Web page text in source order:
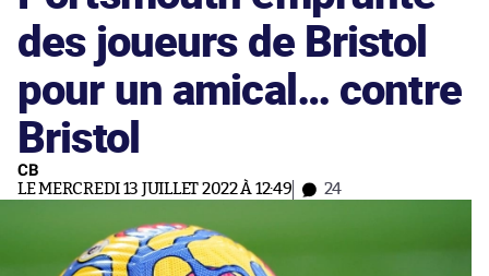
des joueurs de Bristol
pour un amical… contre
Bristol
CB
LE MERCREDI 13 JUILLET 2022 À 12:49 24